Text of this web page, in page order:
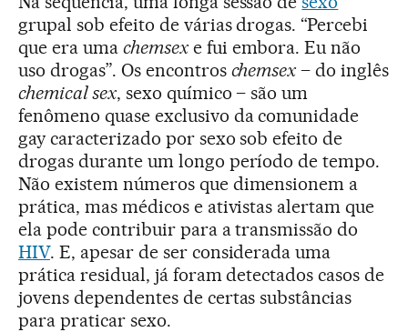
grupal sob efeito de várias drogas. “Percebi
que era uma chemsexe fui embora. Eu não
uso drogas”. Os encontros chemsex – do inglês
chemical sex, sexo químico – são um
fenômeno quase exclusivo da comunidade
gay caracterizado por sexo sob efeito de
drogas durante um longo período de tempo.
Não existem números que dimensionem a
prática, mas médicos e ativistas alertam que
ela pode contribuir para a transmissão do
HIV. E, apesar de ser considerada uma
prática residual, já foram detectados casos de
jovens dependentes de certas substâncias
para praticar sexo.